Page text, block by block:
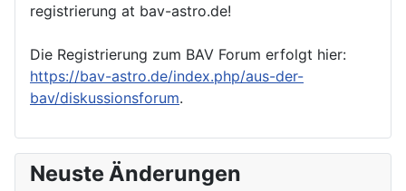
registrierung at bav-astro.de!
Die Registrierung zum BAV Forum erfolgt hier:
https://bav-astro.de/index.php/aus-der-
bav/diskussionsforum.
Neuste Änderungen